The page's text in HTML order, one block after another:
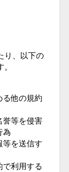
り、以下の
る他の規約
誉等を侵害
為
等を送信す
で利用する